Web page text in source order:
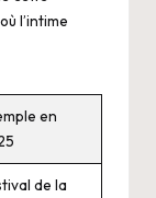
l’intime
en
de la